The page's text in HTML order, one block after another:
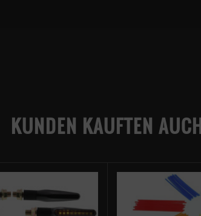
KUNDEN KAUFTEN